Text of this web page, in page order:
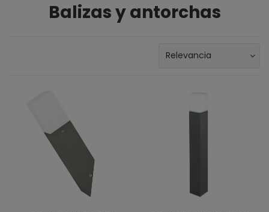
Balizas y antorchas